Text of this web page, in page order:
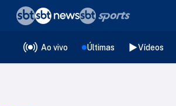
Ao vivo Últimas Vídeos
❮voltar
Editorias